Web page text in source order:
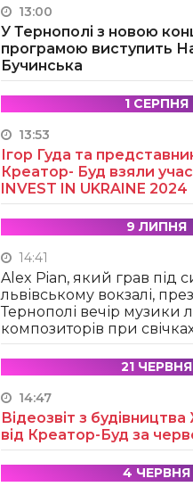
13:00
У Тернополі з новою
програмою виступить
Бучинська
1 СЕРПНЯ
13:53
Ігор Гуда та
Креатор- Буд взяли
INVEST IN UKRAINE 2024
9 ЛИПНЯ
14:41
Alex Pian, який грав під
львівському вокзалі,
Тернополі вечір музики
композиторів при
21 ЧЕРВНЯ
14:47
Відеозвіт з
від Креатор-Буд за
4 ЧЕРВНЯ